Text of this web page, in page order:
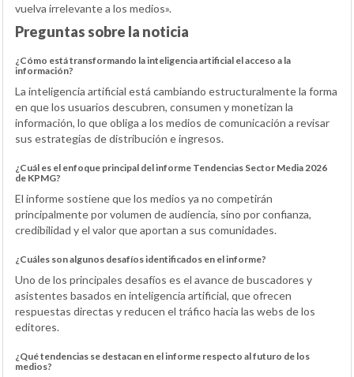
vuelva irrelevante a los medios».
Preguntas sobre la noticia
¿Cómo está transformando la inteligencia artificial el acceso a la
información?
La inteligencia artificial está cambiando estructuralmente la forma
en que los usuarios descubren, consumen y monetizan la
información, lo que obliga a los medios de comunicación a revisar
sus estrategias de distribución e ingresos.
¿Cuál es el enfoque principal del informe Tendencias Sector Media 2026
de KPMG?
El informe sostiene que los medios ya no competirán
principalmente por volumen de audiencia, sino por confianza,
credibilidad y el valor que aportan a sus comunidades.
¿Cuáles son algunos desafíos identificados en el informe?
Uno de los principales desafíos es el avance de buscadores y
asistentes basados en inteligencia artificial, que ofrecen
respuestas directas y reducen el tráfico hacia las webs de los
editores.
¿Qué tendencias se destacan en el informe respecto al futuro de los
medios?